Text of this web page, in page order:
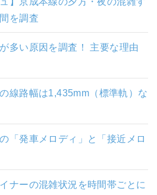
を調査
多い原因を調査！ 主要な理由
線路幅は1,435mm（標準軌）な
「発車メロディ」と「接近メロ
ナーの混雑状況を時間帯ごとに